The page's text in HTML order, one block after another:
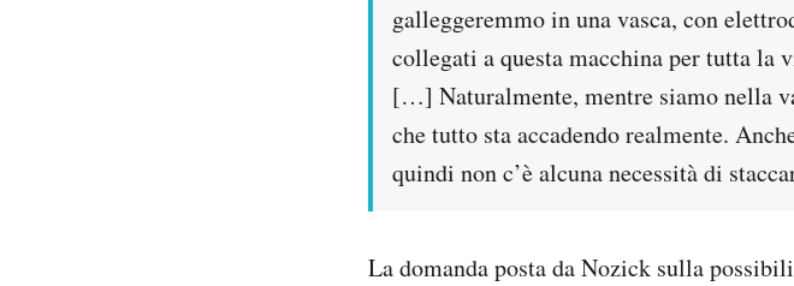
galleggeremmo in una vasca, con
collegati a questa macchina per tutta la
[…] Naturalmente, mentre siamo nella
che tutto sta accadendo realmente.
quindi non c’è alcuna necessità di
La domanda posta da Nozick sulla